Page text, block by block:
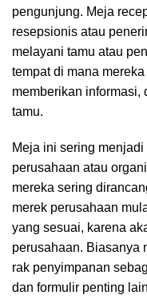
pengunjung. Meja
resepsionis atau
melayani tamu atau
tempat di mana
memberikan informasi,
tamu.
Meja ini sering
perusahaan atau
mereka sering
merek perusahaan
yang sesuai, karena
perusahaan. Biasanya
rak penyimpanan
dan formulir penting